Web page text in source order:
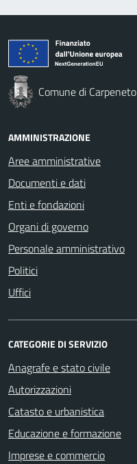
Comune di Carpeneto
AMMINISTRAZIONE
Aree amministrative
Documenti e dati
Enti e fondazioni
Organi di governo
Personale amministrativo
Politici
Uffici
CATEGORIE DI SERVIZIO
Anagrafe e stato civile
Autorizzazioni
Catasto e urbanistica
Educazione e formazione
Imprese e commercio